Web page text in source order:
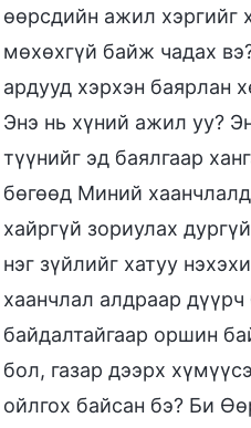
өөрсдийн ажил хэргийг
мөхөхгүй байж чадах
ардууд хэрхэн баярлан
Энэ нь хүний ажил уу?
түүнийг эд баялгаар
бөгөөд Миний
хайргүй зориулах
нэг зүйлийг хатуу
хаанчлал алдраар
байдалтайгаар оршин
бол, газар дээрх
ойлгох байсан бэ? Би